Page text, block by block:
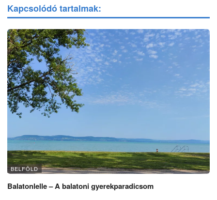
Kapcsolódó tartalmak:
BELFÖLD
Balatonlelle – A balatoni gyerekparadicsom